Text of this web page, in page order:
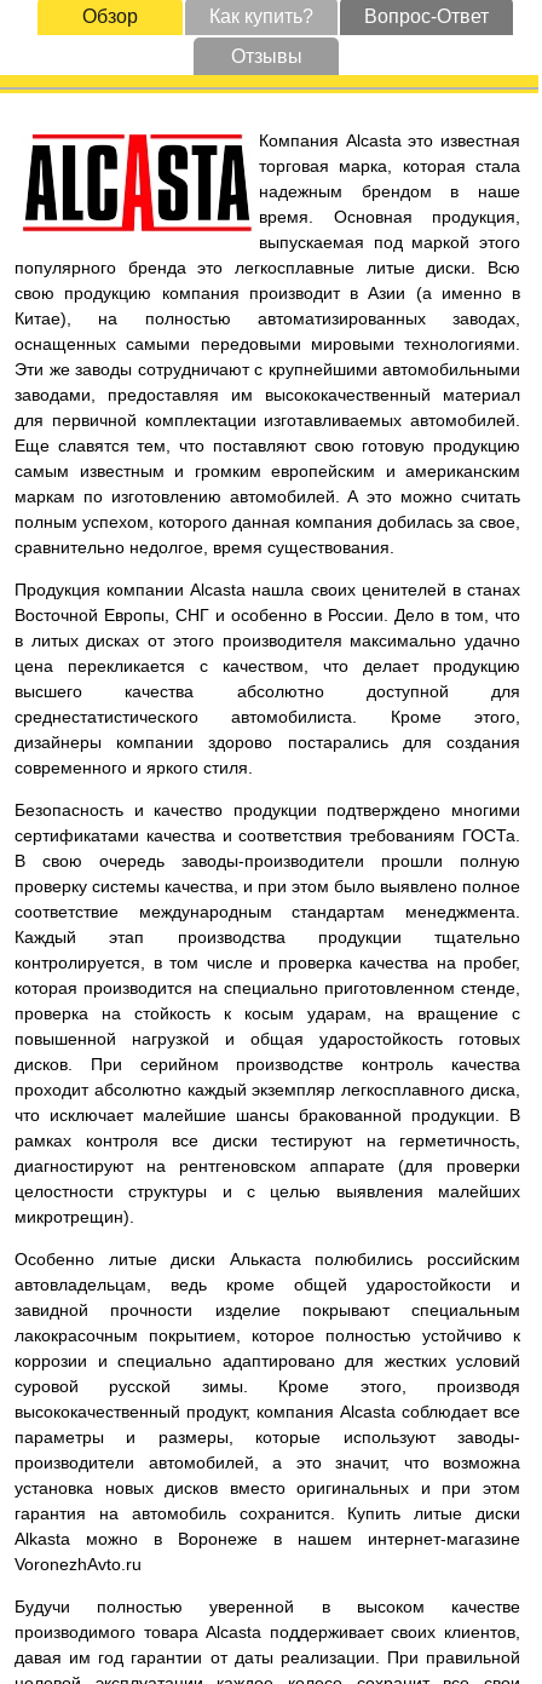
Обзор Как купить?
Вопрос-Ответ
Отзывы
Компания Alcasta это известная
торговая марка, которая стала
надежным брендом в наше
время. Основная продукция,
выпускаемая под маркой этого
популярного бренда это легкосплавные литые диски. Всю
свою продукцию компания производит в Азии (а именно в
Китае), на полностью автоматизированных заводах,
оснащенных самыми передовыми мировыми технологиями.
Эти же заводы сотрудничают с крупнейшими автомобильными
заводами, предоставляя им высококачественный материал
для первичной комплектации изготавливаемых автомобилей.
Еще славятся тем, что поставляют свою готовую продукцию
самым известным и громким европейским и американским
маркам по изготовлению автомобилей. А это можно считать
полным успехом, которого данная компания добилась за свое,
сравнительно недолгое, время существования.
Продукция компании Alcasta нашла своих ценителей в станах
Восточной Европы, СНГ и особенно в России. Дело в том, что
в литых дисках от этого производителя максимально удачно
цена перекликается с качеством, что делает продукцию
высшего качества абсолютно доступной для
среднестатистического автомобилиста. Кроме этого,
дизайнеры компании здорово постарались для создания
современного и яркого стиля.
Безопасность и качество продукции подтверждено многими
сертификатами качества и соответствия требованиям ГОСТа.
В свою очередь заводы-производители прошли полную
проверку системы качества, и при этом было выявлено полное
соответствие международным стандартам менеджмента.
Каждый этап производства продукции тщательно
контролируется, в том числе и проверка качества на пробег,
которая производится на специально приготовленном стенде,
проверка на стойкость к косым ударам, на вращение с
повышенной нагрузкой и общая ударостойкость готовых
дисков. При серийном производстве контроль качества
проходит абсолютно каждый экземпляр легкосплавного диска,
что исключает малейшие шансы бракованной продукции. В
рамках контроля все диски тестируют на герметичность,
диагностируют на рентгеновском аппарате (для проверки
целостности структуры и с целью выявления малейших
микротрещин).
Особенно литые диски Алькаста полюбились российским
автовладельцам, ведь кроме общей ударостойкости и
завидной прочности изделие покрывают специальным
лакокрасочным покрытием, которое полностью устойчиво к
коррозии и специально адаптировано для жестких условий
суровой русской зимы. Кроме этого, производя
высококачественный продукт, компания Alcasta соблюдает все
параметры и размеры, которые используют заводы-
производители автомобилей, а это значит, что возможна
установка новых дисков вместо оригинальных и при этом
гарантия на автомобиль сохранится. Купить литые диски
Alkasta можно в Воронеже в нашем интернет-магазине
VoronezhAvto.ru
Будучи полностью уверенной в высоком качестве
производимого товара Alcasta поддерживает своих клиентов,
давая им год гарантии от даты реализации. При правильной